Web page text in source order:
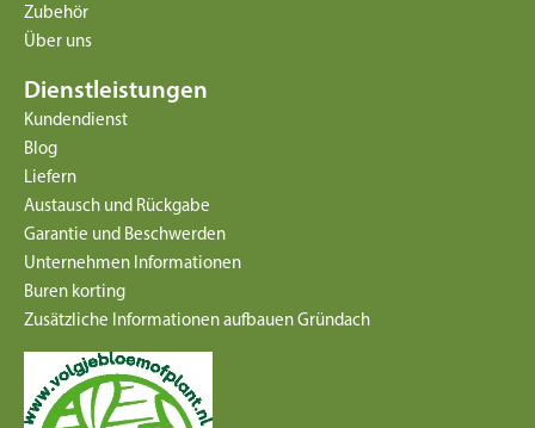
Zubehör
Über uns
Dienstleistungen
Kundendienst
Blog
Liefern
Austausch und Rückgabe
Garantie und Beschwerden
Unternehmen Informationen
Buren korting
Zusätzliche Informationen aufbauen Gründach